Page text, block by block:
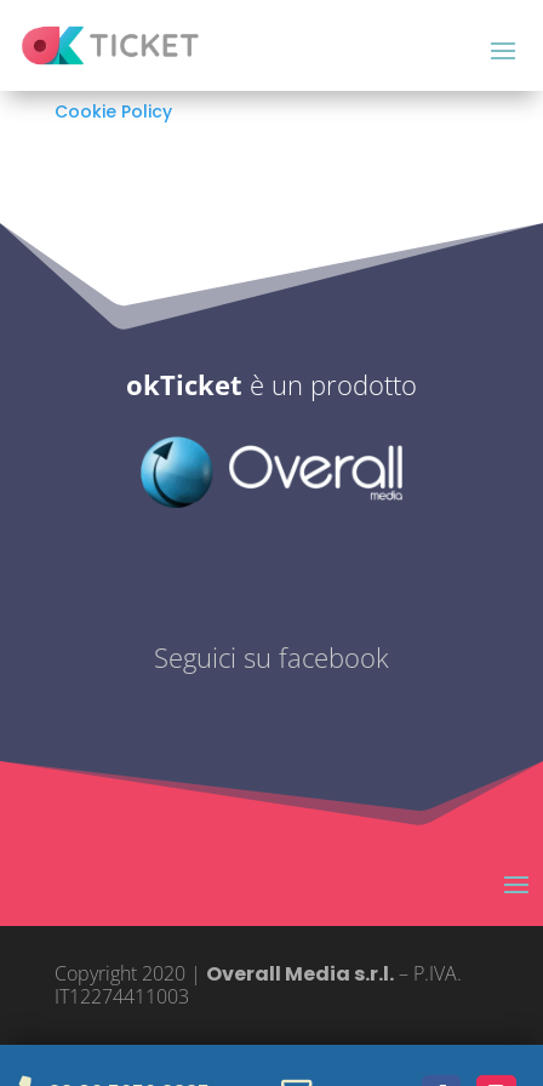
Cookie Policy
okTicket è un prodotto
Seguici su facebook
Copyright 2020 | Overall Media s.r.l.– P.IVA.
IT12274411003